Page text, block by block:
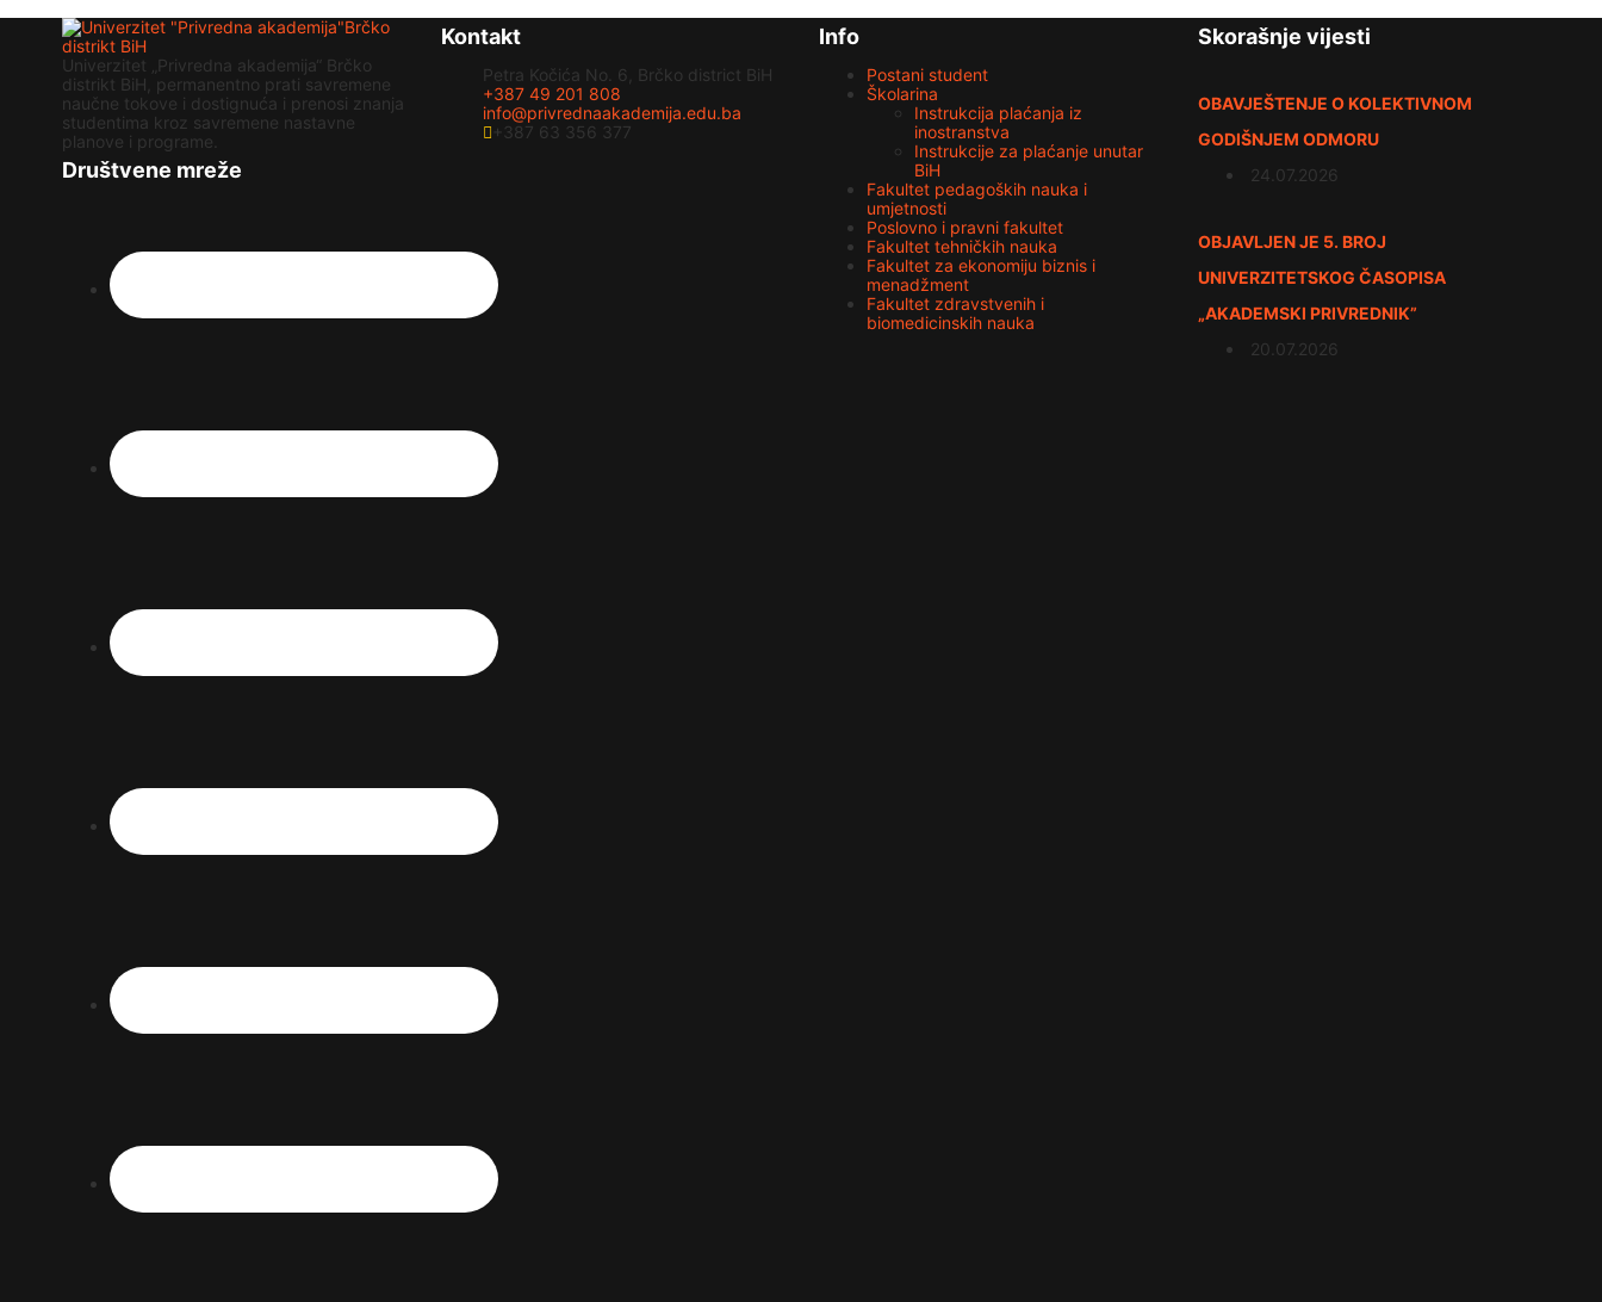
Univerzitet „Privredna akademija“ Brčko
distrikt BiH, permanentno prati savremene
naučne tokove i dostignuća i prenosi znanja
studentima kroz savremene nastavne
planove i programe.
Društvene mreže
Kontakt
Petra Kočića No. 6, Brčko district BiH
+387 49 201 808
info@privrednaakademija.edu.ba
+387 63 356 377
Info
Postani student
Školarina
Instrukcija plaćanja iz
inostranstva
Instrukcije za plaćanje unutar
BiH
Fakultet pedagoških nauka i
umjetnosti
Poslovno i pravni fakultet
Fakultet tehničkih nauka
Fakultet za ekonomiju biznis i
menadžment
Fakultet zdravstvenih i
biomedicinskih nauka
Skorašnje vijesti
OBAVJEŠTENJE O KOLEKTIVNOM
GODIŠNJEM ODMORU
24.07.2026
OBJAVLJEN JE 5. BROJ
UNIVERZITETSKOG ČASOPISA
„AKADEMSKI PRIVREDNIK”
20.07.2026